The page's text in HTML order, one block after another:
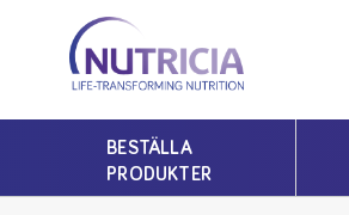
Nutricia
Nutricia
BESTÄLLA
PRODUKTER